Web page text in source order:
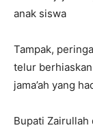
anak siswa
Tampak,
telur
jama’ah yang
Bupati Zairullah